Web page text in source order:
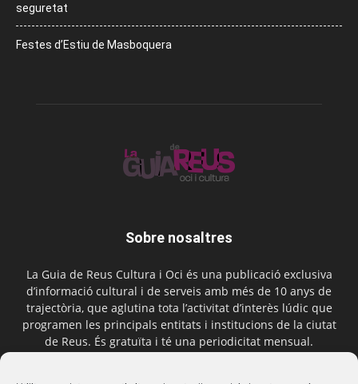
seguretat
Festes d’Estiu de Masboquera
Sobre nosaltres
La Guia de Reus Cultura i Oci és una publicació exclusiva
d’informació cultural i de serveis amb més de 10 anys de
trajectòria, que aglutina tota l’activitat d’interès lúdic que
programen les principals entitats i institucions de la ciutat
de Reus. És gratuïta i té una periodicitat mensual.